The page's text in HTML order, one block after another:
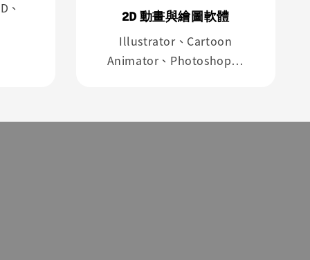
、
2D 動畫與繪圖軟體
Illustrator、Cartoon
Animator、Photoshop…